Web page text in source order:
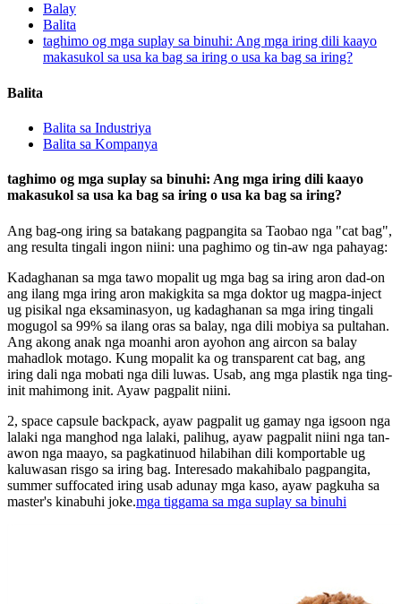
Balay
Balita
taghimo og mga suplay sa binuhi: Ang mga iring dili kaayo
makasukol sa usa ka bag sa iring o usa ka bag sa iring?
Balita
Balita sa Industriya
Balita sa Kompanya
taghimo og mga suplay sa binuhi: Ang mga iring dili kaayo
makasukol sa usa ka bag sa iring o usa ka bag sa iring?
Ang bag-ong iring sa batakang pagpangita sa Taobao nga "cat bag",
ang resulta tingali ingon niini: una paghimo og tin-aw nga pahayag:
Kadaghanan sa mga tawo mopalit ug mga bag sa iring aron dad-on
ang ilang mga iring aron makigkita sa mga doktor ug magpa-inject
ug pisikal nga eksaminasyon, ug kadaghanan sa mga iring tingali
mogugol sa 99% sa ilang oras sa balay, nga dili mobiya sa pultahan.
Ang akong anak nga moanhi aron ayohon ang aircon sa balay
mahadlok motago. Kung mopalit ka og transparent cat bag, ang
iring dali nga mobati nga dili luwas. Usab, ang mga plastik nga ting-
init mahimong init. Ayaw pagpalit niini.
2, space capsule backpack, ayaw pagpalit ug gamay nga igsoon nga
lalaki nga manghod nga lalaki, palihug, ayaw pagpalit niini nga tan-
awon nga maayo, sa pagkatinuod hilabihan dili komportable ug
kaluwasan risgo sa iring bag. Interesado makahibalo pagpangita,
summer suffocated iring usab adunay mga kaso, ayaw pagkuha sa
master's kinabuhi joke.mga tiggama sa mga suplay sa binuhi